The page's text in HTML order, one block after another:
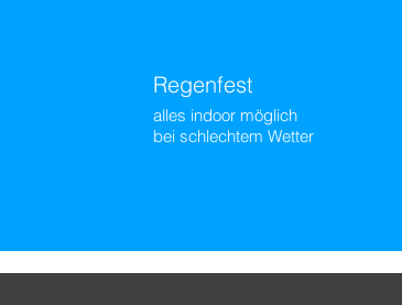
Regenfest
alles indoor möglich
bei schlechtem Wetter